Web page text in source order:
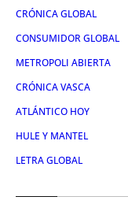
CRÓNICA GLOBAL
CONSUMIDOR GLOBAL
METROPOLI ABIERTA
CRÓNICA VASCA
ATLÁNTICO HOY
HULE Y MANTEL
LETRA GLOBAL